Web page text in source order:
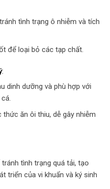
tình trạng ô nhiễm và tích
để loại bỏ các tạp chất.
:
dinh dưỡng và phù hợp với
ăn ôi thiu, dễ gây nhiễm
tình trạng quá tải, tạo
triển của vi khuẩn và ký sinh